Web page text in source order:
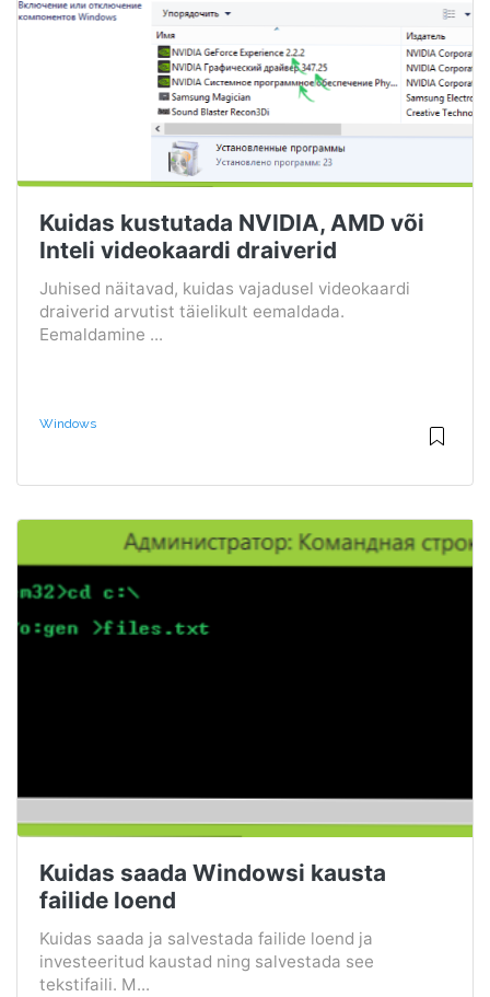
Kuidas kustutada NVIDIA, AMD või
Inteli videokaardi draiverid
Juhised näitavad, kuidas vajadusel videokaardi
draiverid arvutist täielikult eemaldada.
Eemaldamine ...
Windows
Kuidas saada Windowsi kausta
failide loend
Kuidas saada ja salvestada failide loend ja
investeeritud kaustad ning salvestada see
tekstifaili. M...